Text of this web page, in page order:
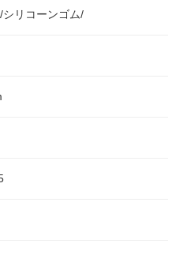
リコーンゴム/